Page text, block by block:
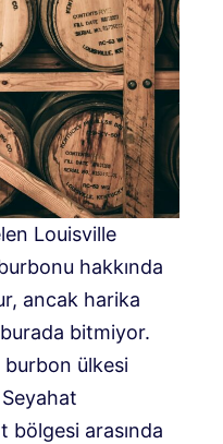
Louisville
hakkında
ancak harika
bitmiyor.
ülkesi
bölgesi arasında